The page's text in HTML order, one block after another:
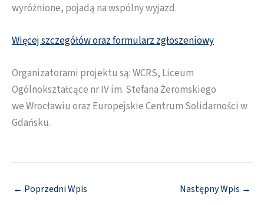
wyróżnione, pojadą na wspólny wyjazd.
Więcej szczegółów oraz formularz zgłoszeniowy
Organizatorami projektu są: WCRS, Liceum
Ogólnokształcące nr IV im. Stefana Żeromskiego
we Wrocławiu oraz Europejskie Centrum Solidarności w
Gdańsku.
← Poprzedni Wpis Następny Wpis →